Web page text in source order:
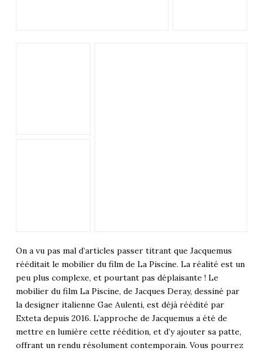
On a vu pas mal d’articles passer titrant que Jacquemus
rééditait le mobilier du film de La Piscine. La réalité est un
peu plus complexe, et pourtant pas déplaisante ! Le
mobilier du film La Piscine, de Jacques Deray, dessiné par
la designer italienne Gae Aulenti, est déjà réédité par
Exteta depuis 2016. L’approche de Jacquemus a été de
mettre en lumière cette réédition, et d’y ajouter sa patte,
offrant un rendu résolument contemporain. Vous pourrez